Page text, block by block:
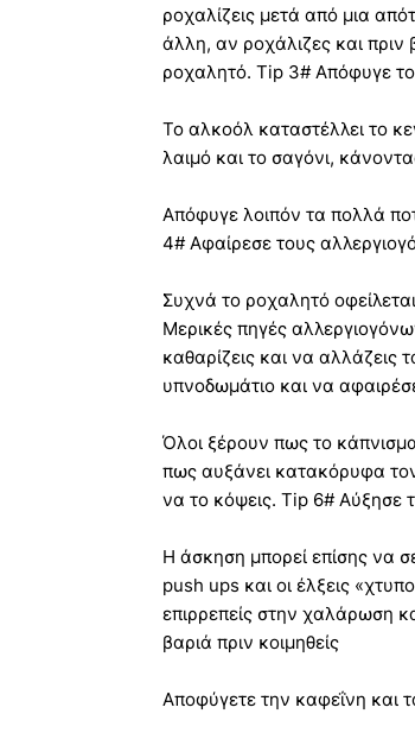
ροχαλίζεις μετά από μια
άλλη, αν ροχάλιζες και πριν
ροχαλητό. Tip 3# Απόφυγε
Το αλκοόλ καταστέλλει το
λαιμό και το σαγόνι,
Απόφυγε λοιπόν τα πολλά
4# Αφαίρεσε τους
Συχνά το ροχαλητό
Μερικές πηγές
καθαρίζεις και να αλλάζεις
υπνοδωμάτιο και να
Όλοι ξέρουν πως το κάπνισμα
πως αυξάνει κατακόρυφα
να το κόψεις. Tip 6# Αύξησε
Η άσκηση μπορεί επίσης να
push ups και οι έλξεις
επιρρεπείς στην χαλάρωση
βαριά πριν κοιμηθείς
Αποφύγετε την καφεΐνη και